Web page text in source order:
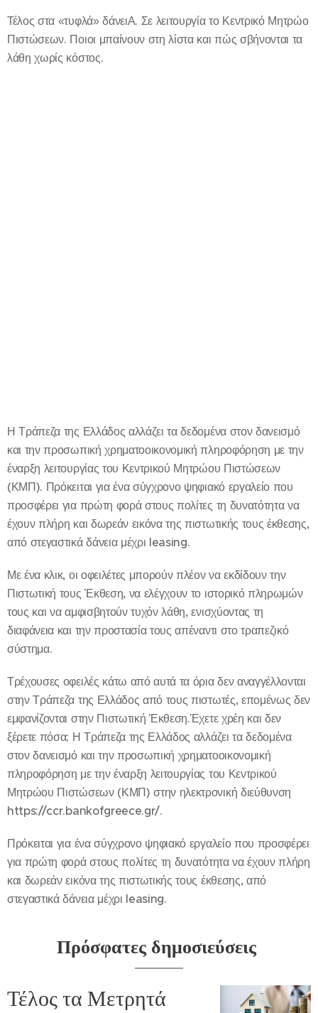
Τέλος στα «τυφλά» δάνειΑ. Σε λειτουργία το Κεντρικό Μητρώο
Πιστώσεων. Ποιοι μπαίνουν στη λίστα και πώς σβήνονται τα
λάθη χωρίς κόστος.
Η Τράπεζα της Ελλάδος αλλάζει τα δεδομένα στον δανεισμό
και την προσωπική χρηματοοικονομική πληροφόρηση με την
έναρξη λειτουργίας του Κεντρικού Μητρώου Πιστώσεων
(ΚΜΠ). Πρόκειται για ένα σύγχρονο ψηφιακό εργαλείο που
προσφέρει για πρώτη φορά στους πολίτες τη δυνατότητα να
έχουν πλήρη και δωρεάν εικόνα της πιστωτικής τους έκθεσης,
από στεγαστικά δάνεια μέχρι leasing.
Με ένα κλικ, οι οφειλέτες μπορούν πλέον να εκδίδουν την
Πιστωτική τους Έκθεση, να ελέγχουν το ιστορικό πληρωμών
τους και να αμφισβητούν τυχόν λάθη, ενισχύοντας τη
διαφάνεια και την προστασία τους απέναντι στο τραπεζικό
σύστημα.
Τρέχουσες οφειλές κάτω από αυτά τα όρια δεν αναγγέλλονται
στην Τράπεζα της Ελλάδος από τους πιστωτές, επομένως δεν
εμφανίζονται στην Πιστωτική Έκθεση.Έχετε χρέη και δεν
ξέρετε πόσα; Η Τράπεζα της Ελλάδος αλλάζει τα δεδομένα
στον δανεισμό και την προσωπική χρηματοοικονομική
πληροφόρηση με την έναρξη λειτουργίας του Κεντρικού
Μητρώου Πιστώσεων (ΚΜΠ) στην ηλεκτρονική διεύθυνση
https://ccr.bankofgreece.gr/.
Πρόκειται για ένα σύγχρονο ψηφιακό εργαλείο που προσφέρει
για πρώτη φορά στους πολίτες τη δυνατότητα να έχουν πλήρη
και δωρεάν εικόνα της πιστωτικής τους έκθεσης, από
στεγαστικά δάνεια μέχρι leasing.
Πρόσφατες δημοσιεύσεις
Τέλος τα Μετρητά